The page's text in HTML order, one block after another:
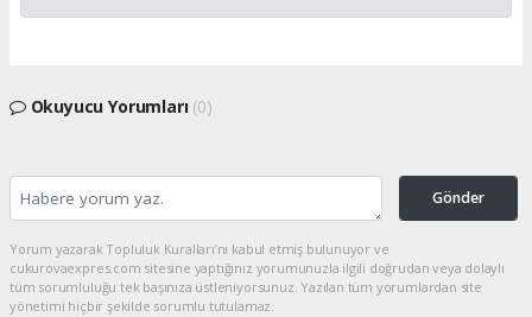
Okuyucu Yorumları (0)
Gönder
Yorum yazarak Topluluk Kuralları’nı kabul etmiş bulunuyor ve
cukurovaexpres.com sitesine yaptığınız yorumunuzla ilgili doğrudan veya dolaylı
tüm sorumluluğu tek başınıza üstleniyorsunuz. Yazılan tüm yorumlardan site
yönetimi hiçbir şekilde sorumlu tutulamaz.